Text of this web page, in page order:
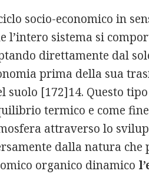
socio-economico in
l’intero sistema si
direttamente dal
prima della sua
suolo [172]14. Questo
termico e come
attraverso lo
dalla natura che
organico dinamico